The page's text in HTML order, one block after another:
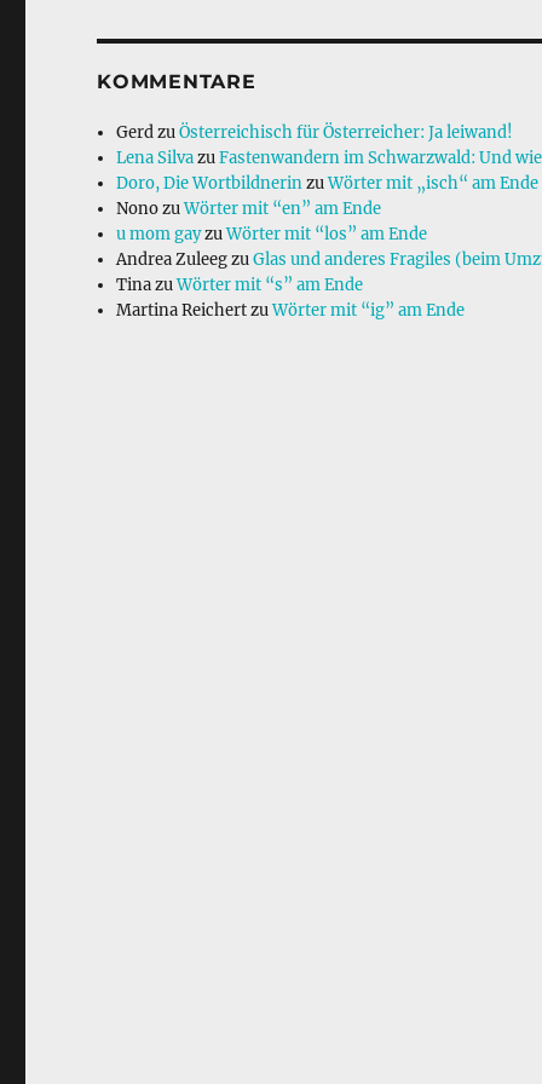
b
o
o
k
d
I
KOMMENTARE
GerdzuÖsterreichisch für Österreicher: Ja leiwand!
Lena SilvazuFastenwandern im Schwarzwald: Und
Doro, Die WortbildnerinzuWörter mit „isch“ am Ende
NonozuWörter mit “en” am Ende
u mom gayzuWörter mit “los” am Ende
Andrea ZuleegzuGlas und anderes Fragiles (beim
TinazuWörter mit “s” am Ende
Martina ReichertzuWörter mit “ig” am Ende